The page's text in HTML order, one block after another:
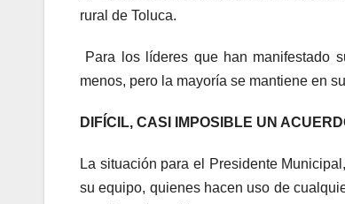
rural de Toluca.
Para los líderes que han manifestado
menos, pero la mayoría se mantiene en
DIFÍCIL, CASI IMPOSIBLE UN
La situación para el Presidente
su equipo, quienes hacen uso de